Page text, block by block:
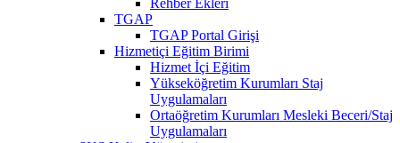
TGAP
TGAP Portal Girişi
Hizmetiçi Eğitim Birimi
Hizmet İçi Eğitim
Yükseköğretim Kurumları Staj
Uygulamaları
Ortaöğretim Kurumları Mesleki Beceri/Staj
Uygulamaları